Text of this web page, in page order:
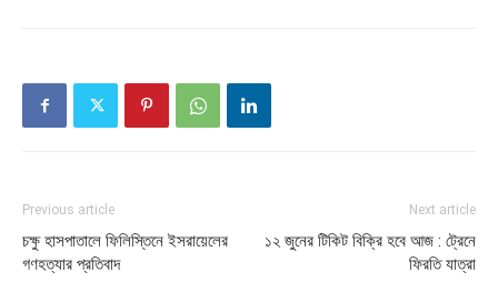
Previous article
চক্ষু হাসপাতালে ফিলিস্তিনে ইসরায়েলের
গণহত্যার প্রতিবাদ
Next article
১২ জুনের টিকিট বিক্রি হবে আজ : ট্রেনে
ফিরতি যাত্রা